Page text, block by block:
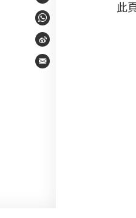
WhatsApp
Weibo
Email
此